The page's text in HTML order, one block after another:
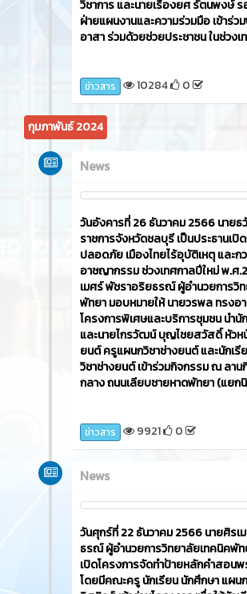
วิชาการ และนายเรืองยศ รัตนพงษ์
ฝ่ายแผนงานและความร่วมมือ เข้าร่ว
อาสา ร่วมด้วยช่วยประชาชน ในช่วง
ข่าวสาร 10284 0
กุมภาพันธ์ 2024
News
วันอังคารที่ 26 ธันวาคม 2566​ นาย
ราชการจังหวัดชลบุรี เป็นประธานเ
ปลอดภัย เมืองไทยไร้อุบัติเหตุ และก
อาชญากรรม ช่วงเทศกาลปีใหม่ พ.ศ
เมศร์ พัชราอริยธรณ์ ผู้อำนวยการวิ
พัทยา มอบหมายให้ นายวรพล ทรงอ
โครงการพิเศษและบริการชุมชน นำนั
และนายไกรวัฒน์ บุญไชยสวัสดิ์ หัวห
ยนต์ ครูแผนกวิชาช่างยนต์ และนักเ
วิชาช่างยนต์ เข้าร่วมกิจกรรม ณ ลา
กลาง ถนนเลียบชายหาดพัทยา (แยก
ข่าวสาร 9921 0
News
วันศุกร์ที่ 22 ธันวาคม 2566​ นายศิรเ
ธรณ์ ผู้อำนวยการวิทยาลัยเทคนิคพัท
เปิดโครงการจัดทำป้ายหลักคำสอน
โดยมีคณะครู นักเรียน นักศึกษา แผน